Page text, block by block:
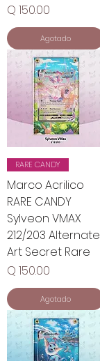
Precio
Q 150.00
Agotado
RARE CANDY
Marco Acrilico
RARE CANDY
Sylveon VMAX
212/203 Alternate
Art Secret Rare
Precio
Q 150.00
Agotado